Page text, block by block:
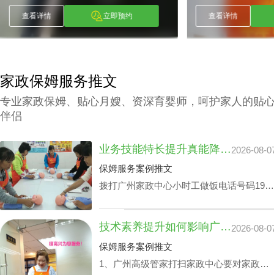
查看详情 立即预约 查看详情
家政保姆服务推文
专业家政保姆、贴心月嫂、资深育婴师，呵护家人的贴
伴侣
业务技能特长提升真能降广州家政中心护理孩子收费？2026-08-
保姆服务案例推文
拨打广州家政中心小时工做饭电话号码199-
面试达标上岗。
技术素养提升如何影响广州家政中心流程价位2026-08-
保姆服务案例推文
1、广州高级管家打扫家政中心要对家政管